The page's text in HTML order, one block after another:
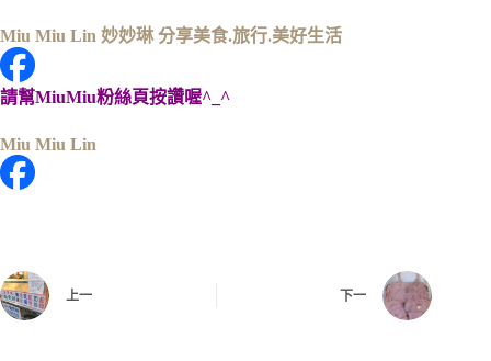
Miu Miu Lin 妙妙琳 分享美食.旅行.美好生活
請幫MiuMiu粉絲頁按讚喔^_^
Miu Miu Lin
上一 下一